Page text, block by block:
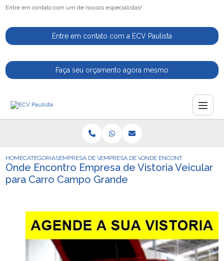
Entre em contato com um de nossos especialistas!
Entre em contato com a ECV Paulista
Faça seu orçamento agora mesmo
HOMECATEGORIASEMPRESA DE VISTORIA VEICULAR
EMPRESA DE VISTORIA VEICULAR
ONDE ENCONTRO EMPRESA
Onde Encontro Empresa de Vistoria Veicular
para Carro Campo Grande